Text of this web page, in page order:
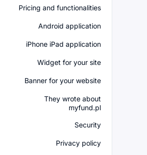
Pricing and functionalities
Android application
iPhone iPad application
Widget for your site
Banner for your website
They wrote about
myfund.pl
Security
Privacy policy